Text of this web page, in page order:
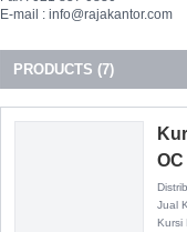
E-mail : info@rajakantor.com
PRODUCTS (7)
Jual
Kursi